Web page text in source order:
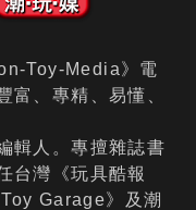
Toy-Media》電
富、專精、易懂、
輯人。專擅雜誌書
台灣《玩具酷報
Garage》及潮